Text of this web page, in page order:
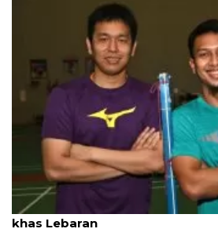
Mohammad Ahsan tak
khas Lebaran